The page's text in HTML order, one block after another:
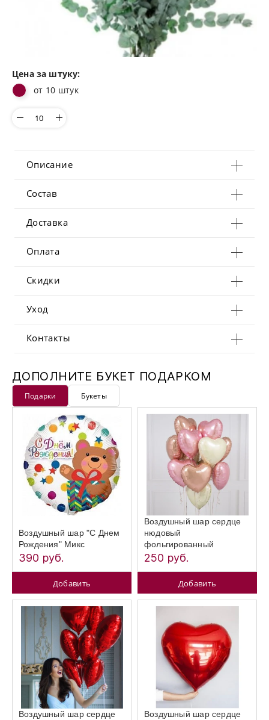
Цена за штуку:
от 10 штук
Описание
Состав
Доставка
Оплата
Скидки
Уход
Контакты
ДОПОЛНИТЕ БУКЕТ ПОДАРКОМ
Подарки Букеты
Воздушный шар "С Днем
Рождения" Микс
390 руб.
Добавить
Воздушный шар сердце
нюдовый
фольгированный
250 руб.
Добавить
Воздушный шар сердце Воздушный шар сердце